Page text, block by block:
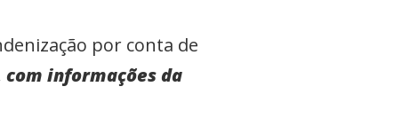
por conta de
com informações da